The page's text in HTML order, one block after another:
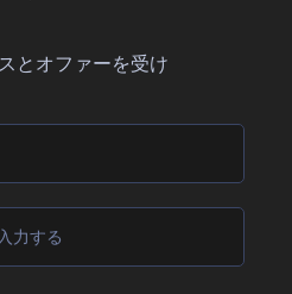
とオファーを受け